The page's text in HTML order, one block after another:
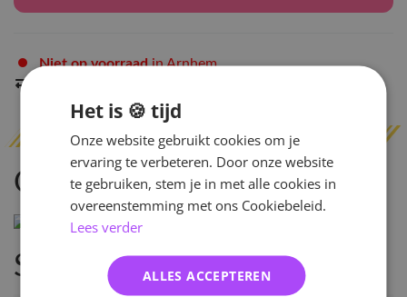
Niet op voorraadin Arnhem
Omschrijving
Specificaties
Het is 🍪 tijd
Onze website gebruikt cookies om je
ervaring te verbeteren. Door onze website
te gebruiken, stem je in met alle cookies in
overeenstemming met ons Cookiebeleid.
Lees verder
ALLES ACCEPTEREN